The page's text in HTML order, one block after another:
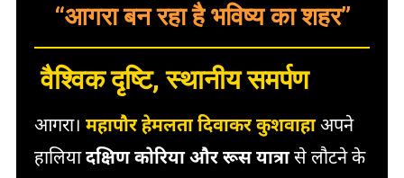
“आगरा बन रहा है भविष्य का शहर”
वैश्विक दृष्टि, स्थानीय समर्पण
आगरा। महापौर हेमलता दिवाकर कुशवाहाअपने
हालियादक्षिण कोरिया और रूस यात्रासे लौटने के